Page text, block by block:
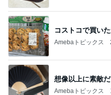
コストコで買い
Amebaトピックス
想像以上に素敵
Amebaトピックス